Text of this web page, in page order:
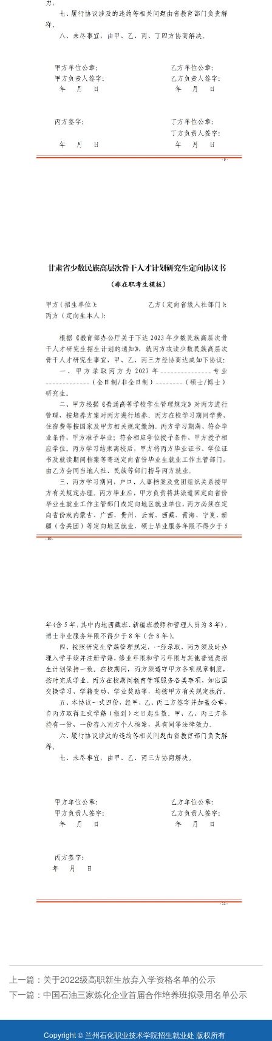
上一篇： 关于2022级高职新生放弃入学资格名单的公示
下一篇： 中国石油三家炼化企业首届合作培养班拟录用名单公示
Copyright © 兰州石化职业技术学院招生就业处 版权所有